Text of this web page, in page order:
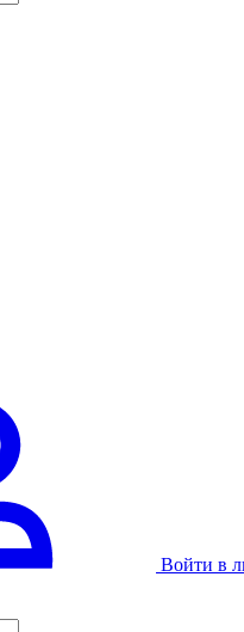
Войти в